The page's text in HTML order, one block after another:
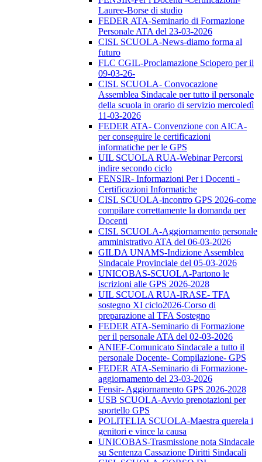
Lauree-Borse di studio
FEDER ATA-Seminario di Formazione
Personale ATA del 23-03-2026
CISL SCUOLA-News-diamo forma al
futuro
FLC CGIL-Proclamazione Sciopero per il
09-03-26-
CISL SCUOLA- Convocazione
Assemblea Sindacale per tutto il personale
della scuola in orario di servizio mercoledì
11-03-2026
FEDER ATA- Convenzione con AICA-
per conseguire le certificazioni
informatiche per le GPS
UIL SCUOLA RUA-Webinar Percorsi
indire secondo ciclo
FENSIR- Informazioni Per i Docenti -
Certificazioni Informatiche
CISL SCUOLA-incontro GPS 2026-come
compilare correttamente la domanda per
Docenti
CISL SCUOLA-Aggiornamento personale
amministrativo ATA del 06-03-2026
GILDA UNAMS-Indizione Assemblea
Sindacale Provinciale del 05-03-2026
UNICOBAS-SCUOLA-Partono le
iscrizioni alle GPS 2026-2028
UIL SCUOLA RUA-IRASE- TFA
sostegno XI ciclo2026-Corso di
preparazione al TFA Sostegno
FEDER ATA-Seminario di Formazione
per il personale ATA del 02-03-2026
ANIEF-Comunicato Sindacale a tutto il
personale Docente- Compilazione- GPS
FEDER ATA-Seminario di Formazione-
aggiornamento del 23-03-2026
Fensir- Aggiornamento GPS 2026-2028
USB SCUOLA-Avvio prenotazioni per
sportello GPS
POLITELIA SCUOLA-Maestra querela i
genitori e vince la causa
UNICOBAS-Trasmissione nota Sindacale
su Sentenza Cassazione Diritti Sindacali